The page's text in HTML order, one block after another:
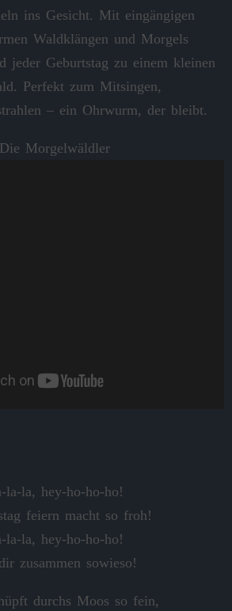
ins Gesicht. Mit eingängigen
Waldklängen und Morgels
jeder Geburtstag zu einem kleinen
Perfekt zum Mitsingen,
– ein Ohrwurm, der bleibt.
Die Morgelwäldler
hey‑ho‑ho-ho!
feiern macht so froh!
hey‑ho‑ho-ho!
zusammen sowieso!
durchs Moos so fein,